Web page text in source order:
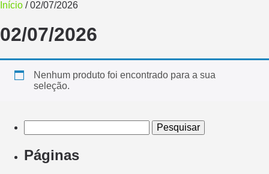
Início / 02/07/2026
02/07/2026
Nenhum produto foi encontrado para a sua
seleção.
Páginas